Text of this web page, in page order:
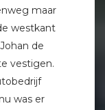
maar
westkant
de
vestigen.
was er